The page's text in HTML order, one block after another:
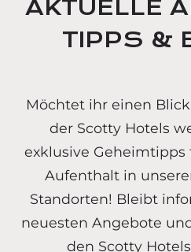
AKTUELLE
TIPPS &
Möchtet ihr einen
der Scotty Hotels
exklusive
Aufenthalt in
Standorten! Bleibt
neuesten Angebote
den Scotty